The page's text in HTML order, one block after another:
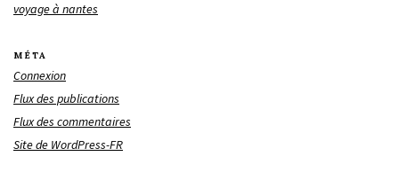
voyage à nantes
MÉTA
Connexion
Flux des publications
Flux des commentaires
Site de WordPress-FR